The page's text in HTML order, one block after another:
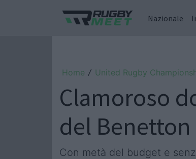
Nazionale
Home / United Rugby
Clamoroso
del Benetton
Con metà del budget e